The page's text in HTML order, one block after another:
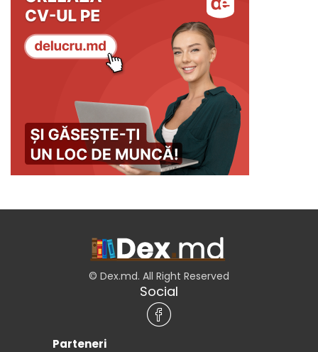
© Dex.md. All Right Reserved
Social
Parteneri